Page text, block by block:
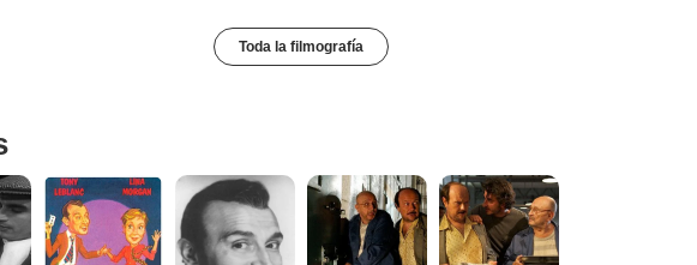
Toda la filmografía